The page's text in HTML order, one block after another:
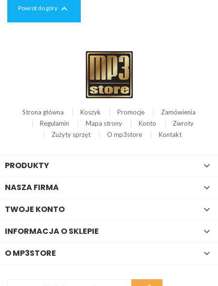
Powrót do góry 
Strona główna Koszyk Promocje
Zamówienia
Regulamin
Mapa strony Konto
Zwroty
Zużyty sprzęt
O mp3store Kontakt
PRODUKTY 
NASZA FIRMA 
TWOJE KONTO 
INFORMACJA O SKLEPIE 
O MP3STORE 